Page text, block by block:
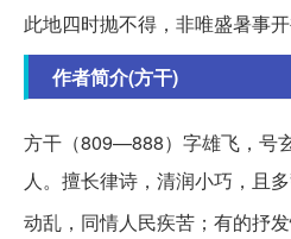
此地四时抛不得，非唯盛暑事开
作者简介(方干)
方干（809—888）字雄飞，号
人。擅长律诗，清润小巧，且
动乱，同情人民疾苦；有的抒发